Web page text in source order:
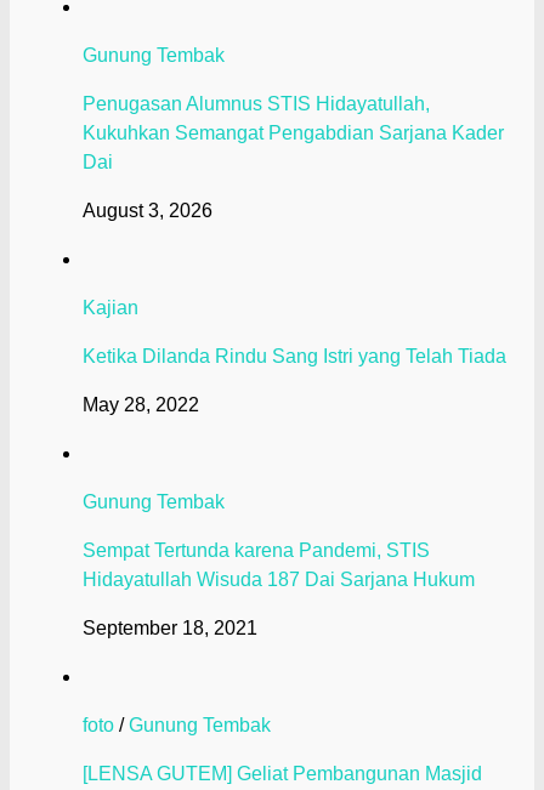
Gunung Tembak
Penugasan Alumnus STIS Hidayatullah,
Kukuhkan Semangat Pengabdian Sarjana Kader
Dai
August 3, 2026
Kajian
Ketika Dilanda Rindu Sang Istri yang Telah Tiada
May 28, 2022
Gunung Tembak
Sempat Tertunda karena Pandemi, STIS
Hidayatullah Wisuda 187 Dai Sarjana Hukum
September 18, 2021
foto /Gunung Tembak
[LENSA GUTEM] Geliat Pembangunan Masjid